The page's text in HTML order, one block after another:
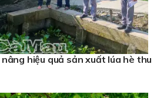
hiệu quả sản xuất lúa hè thu